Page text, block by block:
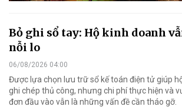
Bỏ ghi sổ tay: Hộ kinh doanh
nỗi lo
06/08/2026 04:00
Được lựa chọn lưu trữ sổ kế toán điện tử giúp
ghi chép thủ công, nhưng chi phí thực hiện và
đơn đầu vào vẫn là những vấn đề cần tháo gỡ.